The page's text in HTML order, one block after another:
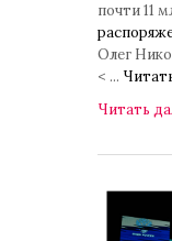
почти 11
Олег
< ...
Читать